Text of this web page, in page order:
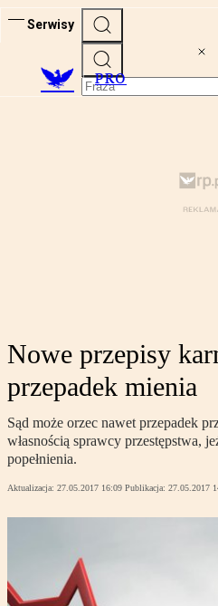
Serwisy
PRO
Nowe przepisy
przepadek mienia
Sąd może orzec nawet przepadek
własnością sprawcy przestępstwa,
popełnienia.
Aktualizacja: 27.05.2017 16:09 Publikacja: 27.05.2017